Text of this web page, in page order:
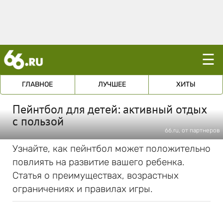
☰
ГЛАВНОЕ ЛУЧШЕЕ ХИТЫ
Пейнтбол для детей: активный отдых
с пользой
66.ru, от партнеров
Узнайте, как пейнтбол может положительно
повлиять на развитие вашего ребенка.
Статья о преимуществах, возрастных
ограничениях и правилах игры.